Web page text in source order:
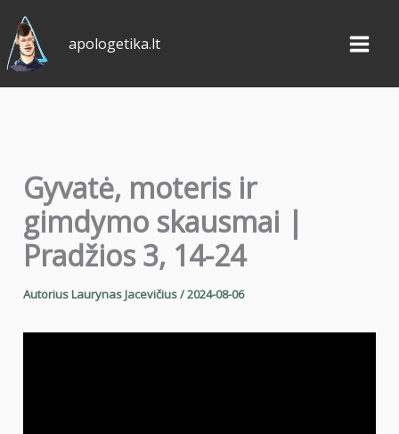
Pereiti
prie
turinio
apologetika.lt
Gyvatė, moteris ir
gimdymo skausmai |
Pradžios 3, 14-24
AutoriusLaurynas Jacevičius/2024-08-06